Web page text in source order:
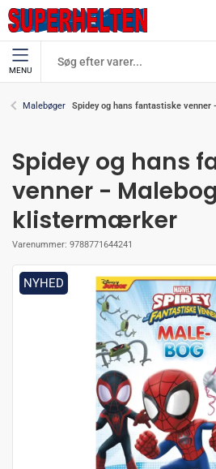
MENU
Malebøger Spidey og hans fantastiske
Spidey og hans
venner -
klistermærker
Varenummer: 9788771644241
NYHED